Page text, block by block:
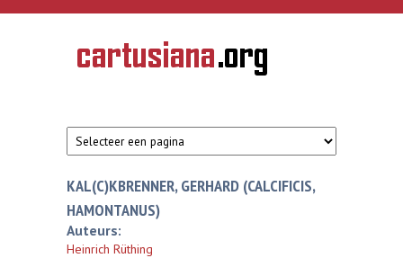
Overslaan en naar de inhoud gaan
CARTUSIANA
Geschiedenis
van de
KAL(C)KBRENNER, GERHARD (CALCIFICIS,
HAMONTANUS)
Auteurs:
Heinrich Rüthing